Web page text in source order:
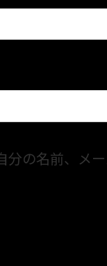
分の名前、メ